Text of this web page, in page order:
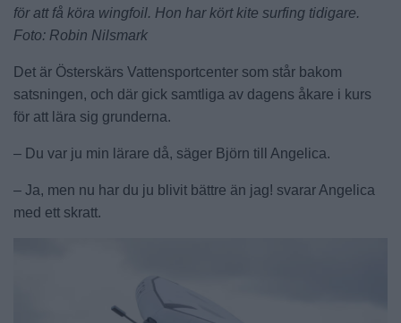
för att få köra wingfoil. Hon har kört kite surfing tidigare.
Foto: Robin Nilsmark
Det är Österskärs Vattensportcenter som står bakom
satsningen, och där gick samtliga av dagens åkare i kurs
för att lära sig grunderna.
– Du var ju min lärare då, säger Björn till Angelica.
– Ja, men nu har du ju blivit bättre än jag! svarar Angelica
med ett skratt.